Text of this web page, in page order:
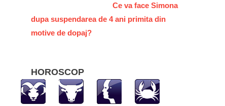
Ce va face Simona
dupa suspendarea de 4 ani primita din
motive de dopaj?
HOROSCOP